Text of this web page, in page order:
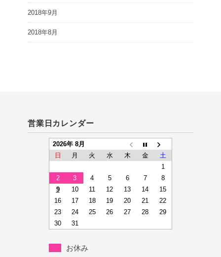
2018年9月
2018年8月
営業日カレンダー
2026年 8月
日
月 火 水 木 金
土
1
2
3 4 5 6 7
8
9
10 11 12 13 14
15
16
17 18 19 20 21
22
23
24 25 26 27 28
29
30
31
お休み